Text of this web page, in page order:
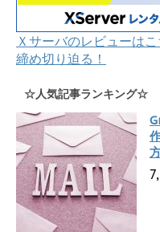
Ｘサーバのレビューは
締め切り迫る！
☆人気記事ランキング☆